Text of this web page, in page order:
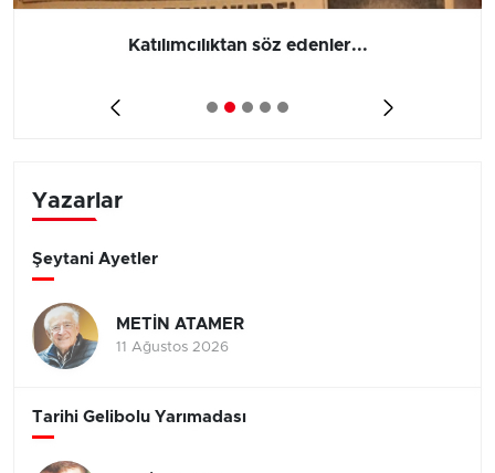
Katılımcılıktan söz edenler...
Yazarlar
Şeytani Ayetler
METİN ATAMER
11 Ağustos 2026
Tarihi Gelibolu Yarımadası